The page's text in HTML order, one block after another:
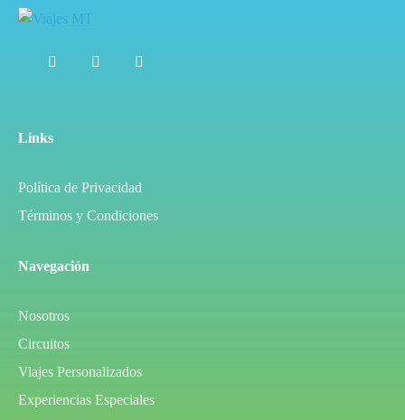
Links
Política de Privacidad
Términos y Condiciones
Navegación
Nosotros
Circuitos
Viajes Personalizados
Experiencias Especiales